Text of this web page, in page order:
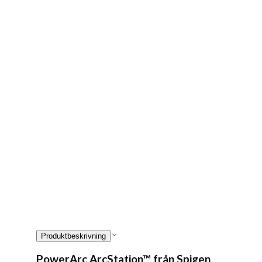
Produktbeskrivning
PowerArc ArcStation™ från Spigen